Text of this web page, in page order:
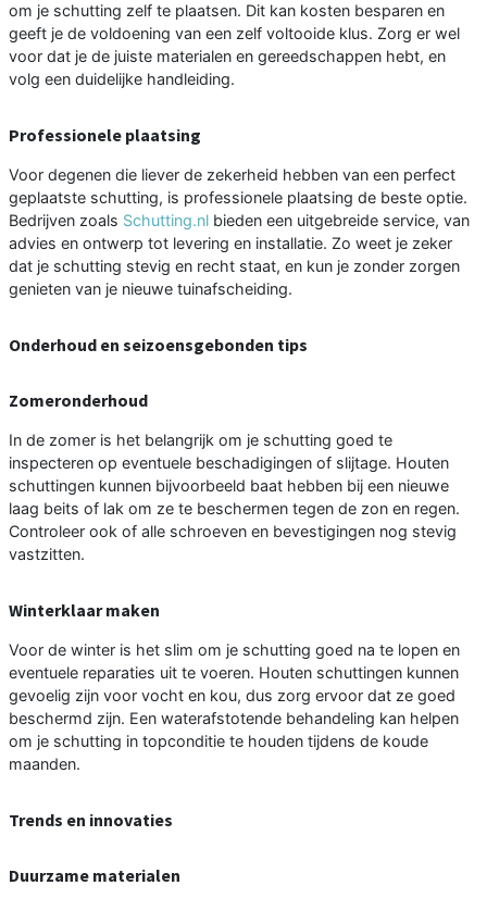
om je schutting zelf te plaatsen. Dit kan kosten besparen en
geeft je de voldoening van een zelf voltooide klus. Zorg er wel
voor dat je de juiste materialen en gereedschappen hebt, en
volg een duidelijke handleiding.
Professionele plaatsing
Voor degenen die liever de zekerheid hebben van een perfect
geplaatste schutting, is professionele plaatsing de beste optie.
Bedrijven zoals Schutting.nl bieden een uitgebreide service, van
advies en ontwerp tot levering en installatie. Zo weet je zeker
dat je schutting stevig en recht staat, en kun je zonder zorgen
genieten van je nieuwe tuinafscheiding.
Onderhoud en seizoensgebonden tips
Zomeronderhoud
In de zomer is het belangrijk om je schutting goed te
inspecteren op eventuele beschadigingen of slijtage. Houten
schuttingen kunnen bijvoorbeeld baat hebben bij een nieuwe
laag beits of lak om ze te beschermen tegen de zon en regen.
Controleer ook of alle schroeven en bevestigingen nog stevig
vastzitten.
Winterklaar maken
Voor de winter is het slim om je schutting goed na te lopen en
eventuele reparaties uit te voeren. Houten schuttingen kunnen
gevoelig zijn voor vocht en kou, dus zorg ervoor dat ze goed
beschermd zijn. Een waterafstotende behandeling kan helpen
om je schutting in topconditie te houden tijdens de koude
maanden.
Trends en innovaties
Duurzame materialen